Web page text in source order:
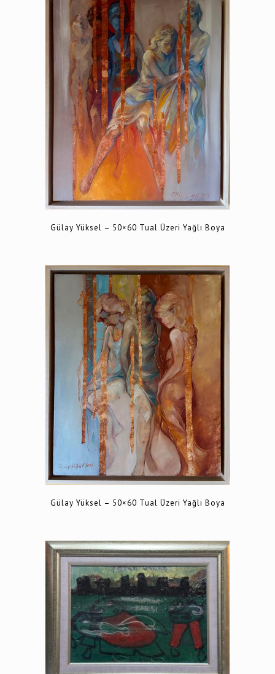
Gülay Yüksel – 50×60 Tual Üzeri Yağlı Boya
Gülay Yüksel – 50×60 Tual Üzeri Yağlı Boya